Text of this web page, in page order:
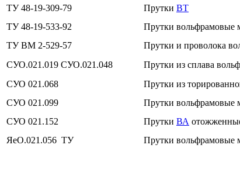
ТУ 48-19-309-79
Прутки ВТ
ТУ 48-19-533-92
Прутки вольфрамовые
ТУ ВМ 2-529-57
Прутки и проволока
СУО.021.019 СУО.021.048
Прутки из сплава
СУО 021.068
Прутки из
СУО 021.099
Прутки
СУО 021.152
Прутки ВА
ЯеО.021.056 ТУ
Прутки вольфрамовые